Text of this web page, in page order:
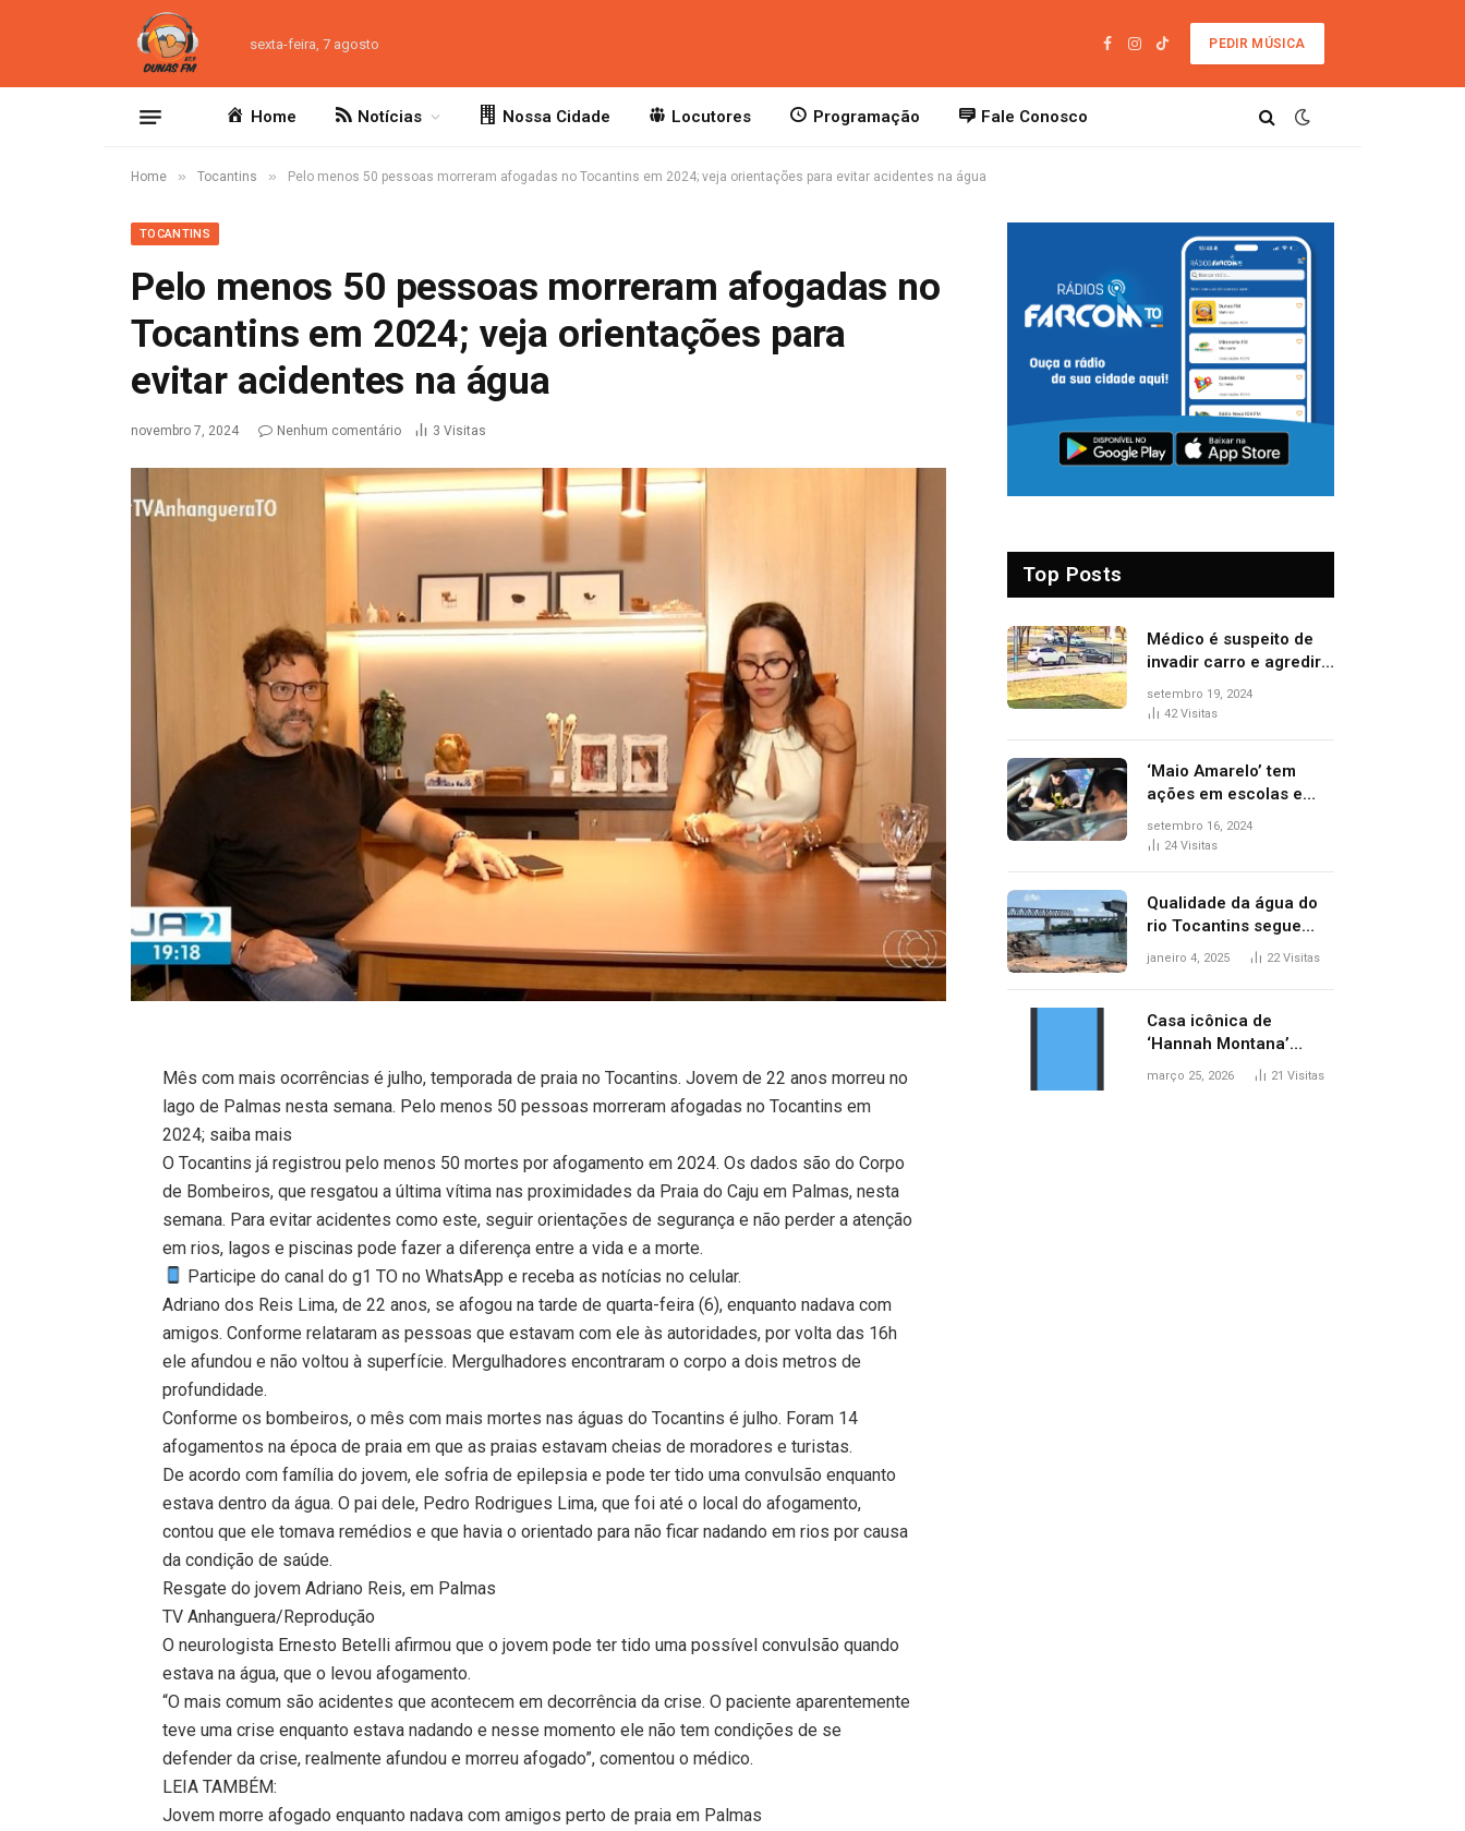
sexta-feira, 7 agosto
Facebook
Instagram
TikTok
PEDIR MÚSICA
Home Notícias Nossa Cidade Locutores Programação Fale Conosco
Home » Tocantins » Pelo menos 50 pessoas morreram afogadas no Tocantins em 2024; veja orientações para evitar acidentes na água
TOCANTINS
Pelo menos 50 pessoas morreram afogadas no
Tocantins em 2024; veja orientações para
evitar acidentes na água
novembro 7, 2024 Nenhum comentário 3 Visitas
Mês com mais ocorrências é julho, temporada de praia no Tocantins. Jovem de 22 anos morreu no
lago de Palmas nesta semana. Pelo menos 50 pessoas morreram afogadas no Tocantins em
2024; saiba mais
O Tocantins já registrou pelo menos 50 mortes por afogamento em 2024. Os dados são do Corpo
de Bombeiros, que resgatou a última vítima nas proximidades da Praia do Caju em Palmas, nesta
semana. Para evitar acidentes como este, seguir orientações de segurança e não perder a atenção
em rios, lagos e piscinas pode fazer a diferença entre a vida e a morte.
Participe do canal do g1 TO no WhatsApp e receba as notícias no celular.
Adriano dos Reis Lima, de 22 anos, se afogou na tarde de quarta-feira (6), enquanto nadava com
amigos. Conforme relataram as pessoas que estavam com ele às autoridades, por volta das 16h
ele afundou e não voltou à superfície. Mergulhadores encontraram o corpo a dois metros de
profundidade.
Conforme os bombeiros, o mês com mais mortes nas águas do Tocantins é julho. Foram 14
afogamentos na época de praia em que as praias estavam cheias de moradores e turistas.
De acordo com família do jovem, ele sofria de epilepsia e pode ter tido uma convulsão enquanto
estava dentro da água. O pai dele, Pedro Rodrigues Lima, que foi até o local do afogamento,
contou que ele tomava remédios e que havia o orientado para não ficar nadando em rios por causa
da condição de saúde.
Resgate do jovem Adriano Reis, em Palmas
TV Anhanguera/Reprodução
O neurologista Ernesto Betelli afirmou que o jovem pode ter tido uma possível convulsão quando
estava na água, que o levou afogamento.
“O mais comum são acidentes que acontecem em decorrência da crise. O paciente aparentemente
teve uma crise enquanto estava nadando e nesse momento ele não tem condições de se
defender da crise, realmente afundou e morreu afogado”, comentou o médico.
LEIA TAMBÉM:
Jovem morre afogado enquanto nadava com amigos perto de praia em Palmas
Top Posts
Médico é suspeito de
invadir carro e agredir
delegado aposentado
durante confusão no
setembro 19, 2024
42Visitas
‘Maio Amarelo’ tem
ações em escolas e
ruas para prevenir
acidentes no trânsito
setembro 16, 2024
24 Visitas
Qualidade da água do
rio Tocantins segue
sem indicar alterações
afirma ANA
janeiro 4, 2025 22Visitas
Casa icônica de
‘Hannah Montana’
poderá ser alugada por
março 25, 2026 21 Visitas